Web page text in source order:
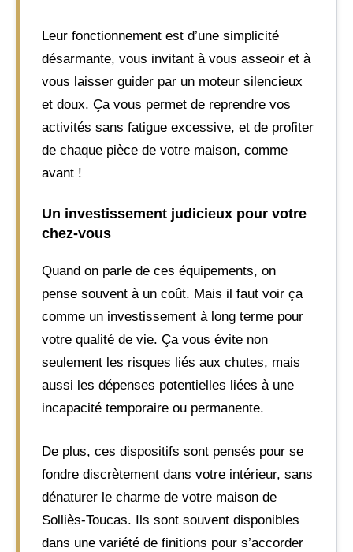
Leur fonctionnement est d’une simplicité
désarmante, vous invitant à vous asseoir et à
vous laisser guider par un moteur silencieux
et doux. Ça vous permet de reprendre vos
activités sans fatigue excessive, et de profiter
de chaque pièce de votre maison, comme
avant !
Un investissement judicieux pour votre
chez-vous
Quand on parle de ces équipements, on
pense souvent à un coût. Mais il faut voir ça
comme un investissement à long terme pour
votre qualité de vie. Ça vous évite non
seulement les risques liés aux chutes, mais
aussi les dépenses potentielles liées à une
incapacité temporaire ou permanente.
De plus, ces dispositifs sont pensés pour se
fondre discrètement dans votre intérieur, sans
dénaturer le charme de votre maison de
Solliès-Toucas. Ils sont souvent disponibles
dans une variété de finitions pour s’accorder